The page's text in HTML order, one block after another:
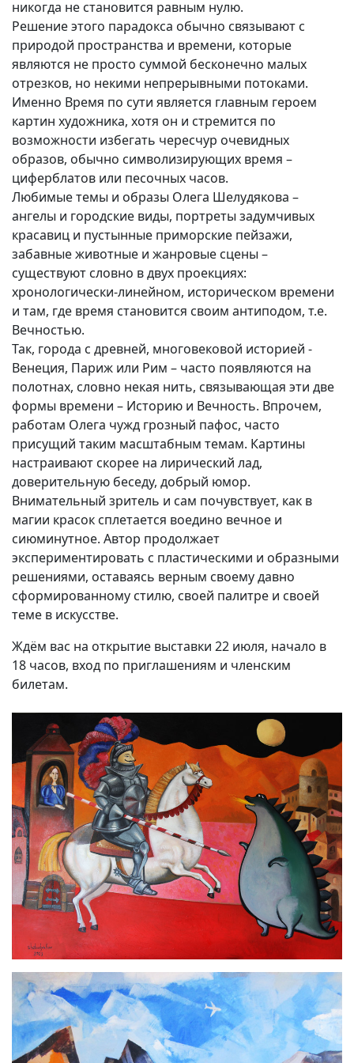
никогда не становится равным нулю.
Решение этого парадокса обычно связывают с
природой пространства и времени, которые
являются не просто суммой бесконечно малых
отрезков, но некими непрерывными потоками.
Именно Время по сути является главным героем
картин художника, хотя он и стремится по
возможности избегать чересчур очевидных
образов, обычно символизирующих время –
циферблатов или песочных часов.
Любимые темы и образы Олега Шелудякова –
ангелы и городские виды, портреты задумчивых
красавиц и пустынные приморские пейзажи,
забавные животные и жанровые сцены –
существуют словно в двух проекциях:
хронологически-линейном, историческом времени
и там, где время становится своим антиподом, т.е.
Вечностью.
Так, города с древней, многовековой историей -
Венеция, Париж или Рим – часто появляются на
полотнах, словно некая нить, связывающая эти две
формы времени – Историю и Вечность. Впрочем,
работам Олега чужд грозный пафос, часто
присущий таким масштабным темам. Картины
настраивают скорее на лирический лад,
доверительную беседу, добрый юмор.
Внимательный зритель и сам почувствует, как в
магии красок сплетается воедино вечное и
сиюминутное. Автор продолжает
экспериментировать с пластическими и образными
решениями, оставаясь верным своему давно
сформированному стилю, своей палитре и своей
теме в искусстве.
Ждём вас на открытие выставки 22 июля, начало в
18 часов, вход по приглашениям и членским
билетам.